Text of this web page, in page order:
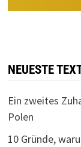
NEUESTE
Ein zweites
Polen
10 Gründe,